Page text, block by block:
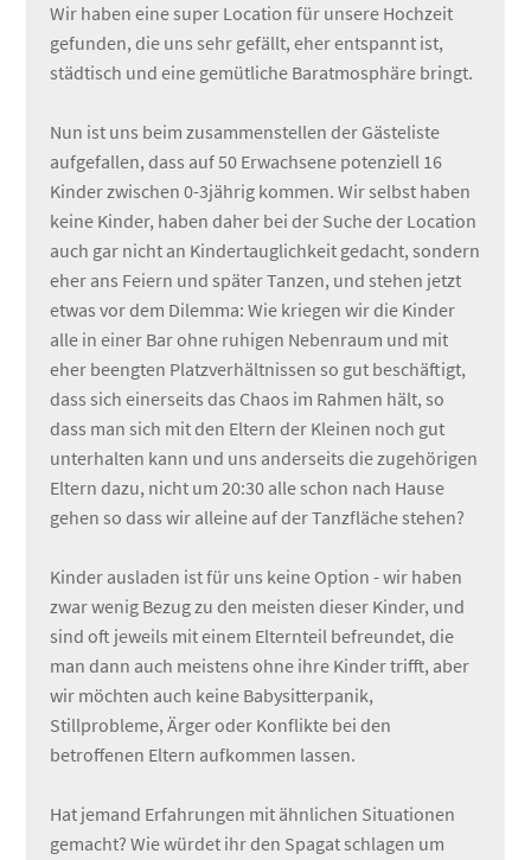
Wir haben eine super Location für unsere Hochzeit
gefunden, die uns sehr gefällt, eher entspannt ist,
städtisch und eine gemütliche Baratmosphäre bringt.
Nun ist uns beim zusammenstellen der Gästeliste
aufgefallen, dass auf 50 Erwachsene potenziell 16
Kinder zwischen 0-3jährig kommen. Wir selbst haben
keine Kinder, haben daher bei der Suche der Location
auch gar nicht an Kindertauglichkeit gedacht, sondern
eher ans Feiern und später Tanzen, und stehen jetzt
etwas vor dem Dilemma: Wie kriegen wir die Kinder
alle in einer Bar ohne ruhigen Nebenraum und mit
eher beengten Platzverhältnissen so gut beschäftigt,
dass sich einerseits das Chaos im Rahmen hält, so
dass man sich mit den Eltern der Kleinen noch gut
unterhalten kann und uns anderseits die zugehörigen
Eltern dazu, nicht um 20:30 alle schon nach Hause
gehen so dass wir alleine auf der Tanzfläche stehen?
Kinder ausladen ist für uns keine Option - wir haben
zwar wenig Bezug zu den meisten dieser Kinder, und
sind oft jeweils mit einem Elternteil befreundet, die
man dann auch meistens ohne ihre Kinder trifft, aber
wir möchten auch keine Babysitterpanik,
Stillprobleme, Ärger oder Konflikte bei den
betroffenen Eltern aufkommen lassen.
Hat jemand Erfahrungen mit ähnlichen Situationen
gemacht? Wie würdet ihr den Spagat schlagen um